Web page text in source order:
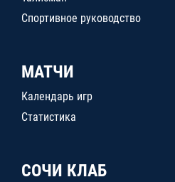
Спортивное руководство
МАТЧИ
Календарь игр
Статистика
СОЧИ КЛАБ